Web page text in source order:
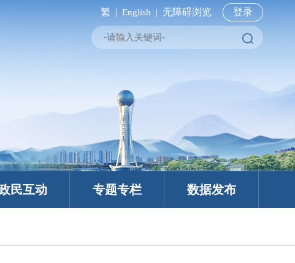
繁 | English | 无障碍浏览 登录
民互动 专题专栏 数据发布